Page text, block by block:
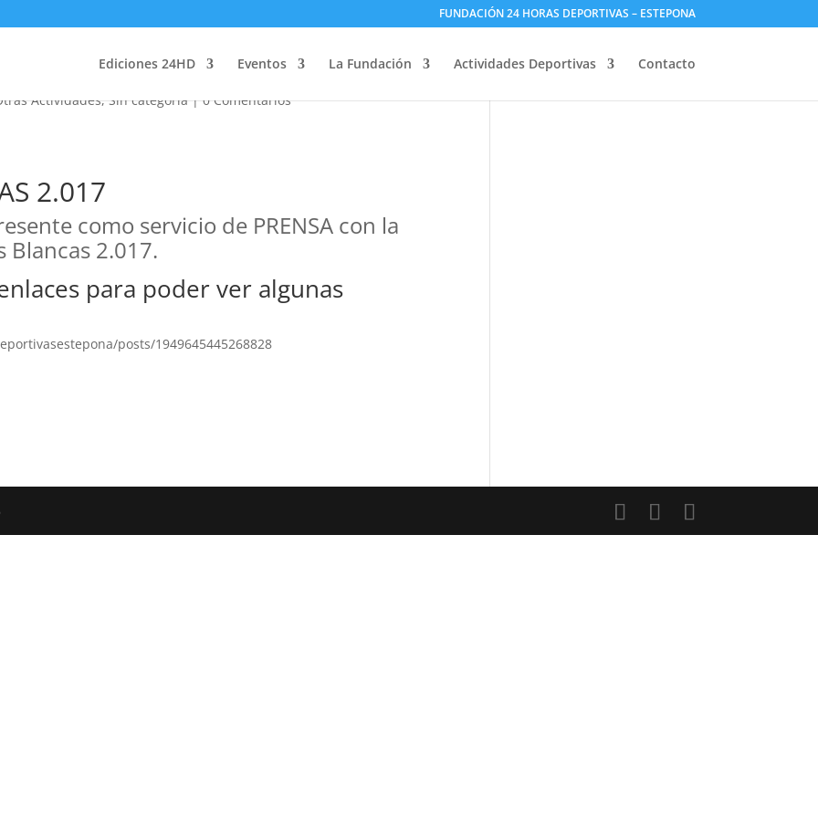
FUNDACIÓN 24 HORAS DEPORTIVAS – ESTEPONA
Ediciones 24HD Eventos La Fundación Actividades Deportivas Contacto
Blancas 2.017
Actividades,Sin categoría|0 Comentarios
2.017
como servicio de PRENSA con la
Blancas 2.017.
para poder ver algunas
posts/1949645445268828